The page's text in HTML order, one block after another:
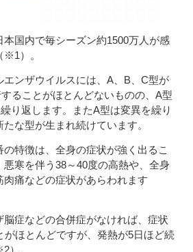
国内で毎シーズン約1500万人が感
※1）。
エンザウイルスには、A、B、C型が
ることがほとんどないものの、A型
り返します。またA型は変異を繰り
な型が生まれ続けています。
特徴は、全身の症状が強く出るこ
悪寒を伴う38～40度の高熱や、全身
痛などの症状があらわれます
脳症などの合併症がなければ、症状
がほとんどですが、発熱が5日ほど続